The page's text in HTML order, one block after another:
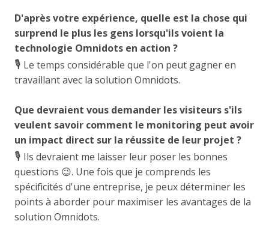
D'après votre expérience, quelle est la chose qui
surprend le plus les gens lorsqu'ils voient la
technologie Omnidots en action ?
🎙️ Le temps considérable que l'on peut gagner en
travaillant avec la solution Omnidots.
Que devraient vous demander les visiteurs s'ils
veulent savoir comment le monitoring peut avoir
un impact direct sur la réussite de leur projet ?
🎙️ Ils devraient me laisser leur poser les bonnes
questions 😉. Une fois que je comprends les
spécificités d'une entreprise, je peux déterminer les
points à aborder pour maximiser les avantages de la
solution Omnidots.